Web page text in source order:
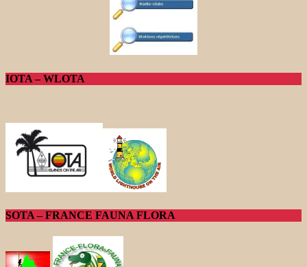
IOTA – WLOTA
SOTA – FRANCE FAUNA FLORA